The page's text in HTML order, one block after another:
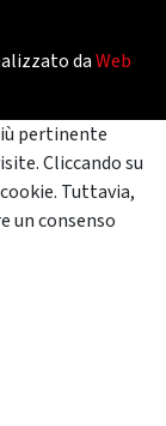
daWeb
pertinente
Cliccando su
Tuttavia,
un consenso